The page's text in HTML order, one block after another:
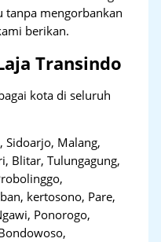
tanpa mengorbankan
berikan.
Transindo
kota di seluruh
Sidoarjo, Malang,
Blitar, Tulungagung,
kertosono, Pare,
Ponorogo,